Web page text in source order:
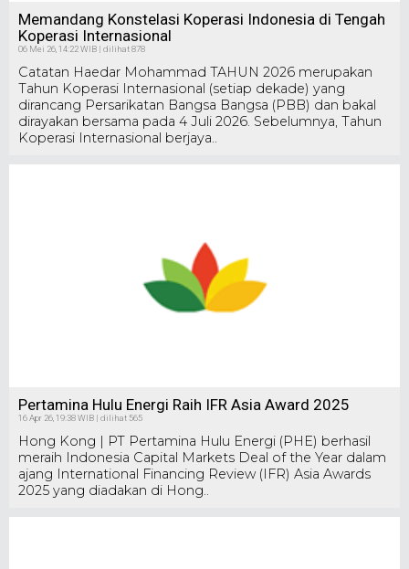
Memandang Konstelasi Koperasi Indonesia di Tengah
Koperasi Internasional
06 Mei 26, 14:22 WIB | dilihat 878
Catatan Haedar Mohammad TAHUN 2026 merupakan
Tahun Koperasi Internasional (setiap dekade) yang
dirancang Persarikatan Bangsa Bangsa (PBB) dan bakal
dirayakan bersama pada 4 Juli 2026. Sebelumnya, Tahun
Koperasi Internasional berjaya..
Pertamina Hulu Energi Raih IFR Asia Award 2025
16 Apr 26, 19:38 WIB | dilihat 565
Hong Kong | PT Pertamina Hulu Energi (PHE) berhasil
meraih Indonesia Capital Markets Deal of the Year dalam
ajang International Financing Review (IFR) Asia Awards
2025 yang diadakan di Hong..